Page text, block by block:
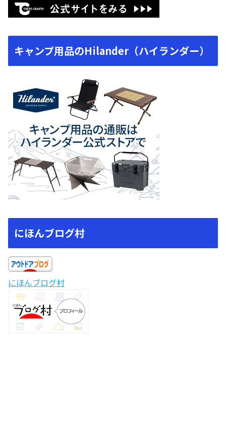
キャンプ用品のHilander（ハイランダー）
にほんブログ村
にほんブログ村